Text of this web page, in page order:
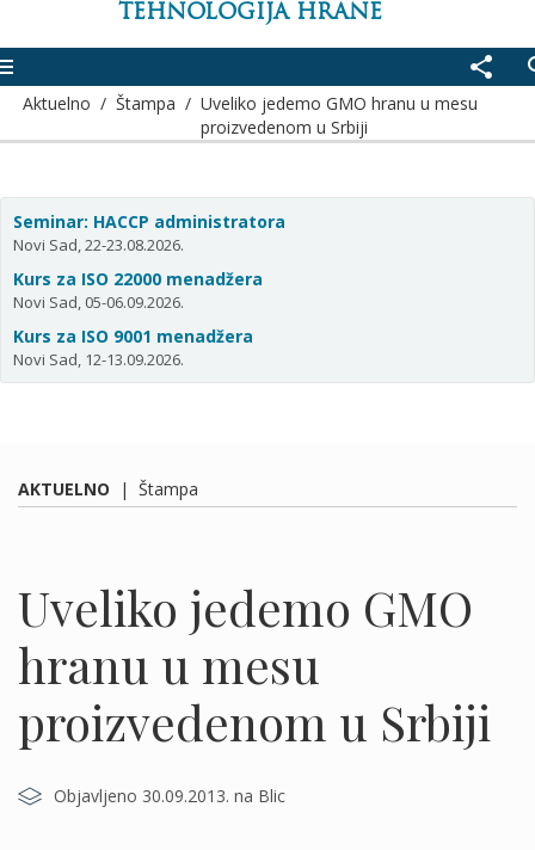
TEHNOLOGIJA HRANE
share
Aktuelno / Štampa / Uveliko jedemo GMO hranu u mesu
proizvedenom u Srbiji
Seminar: HACCP administratora
Novi Sad, 22-23.08.2026.
Kurs za ISO 22000 menadžera
Novi Sad, 05-06.09.2026.
Kurs za ISO 9001 menadžera
Novi Sad, 12-13.09.2026.
AKTUELNO | Štampa
Uveliko jedemo GMO
hranu u mesu
proizvedenom u Srbiji
Objavljeno 30.09.2013. na Blic